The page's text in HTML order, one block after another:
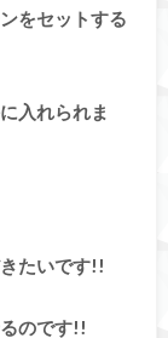
をセットする
入れられま
たいです!!
のです!!